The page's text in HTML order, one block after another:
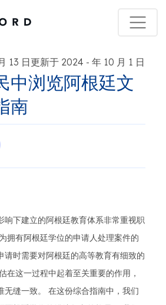
13 日更新于 2024 - 年 10 月 1 日
中浏览阿根廷文
南
响下建立的阿根廷教育体系非常重视职
拥有阿根廷学位的申请人处理案件的
请时需要对阿根廷的高等教育有细致的
在这一过程中起着至关重要的作用，
无缝一致。 在这份综合指南中，我们